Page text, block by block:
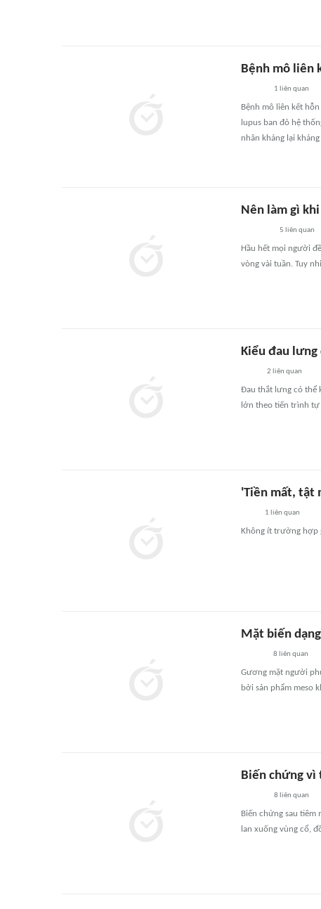
Bệnh mô liên
1 liên quan
Bệnh mô liên kết
lupus ban đỏ hệ
nhân kháng lại
Nên làm gì
5 liên quan
Hầu hết mọi người
vòng vài tuần. Tuy
Kiểu đau lưng
2 liên quan
Đau thắt lưng có thể
lớn theo tiến trình
'Tiền mất, tật
1 liên quan
Không ít trường hợp
Mặt biến
8 liên quan
Gương mặt người
bởi sản phẩm meso
Biến chứng vì
8 liên quan
Biến chứng sau
lan xuống vùng cổ,